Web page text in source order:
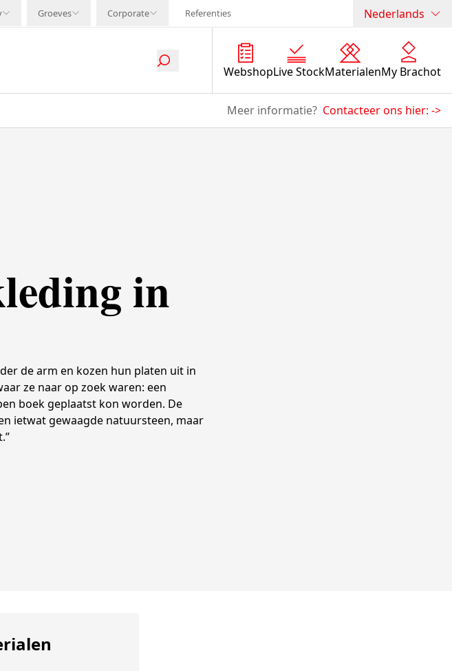
Groeves Corporate Referenties Nederlands
WebshopLive StockMaterialenMy Brachot
Meer informatie? Contacteer ons hier: ->
in
de arm en kozen hun platen uit in
ze naar op zoek waren: een
boek geplaatst kon worden. De
ietwat gewaagde natuursteen, maar